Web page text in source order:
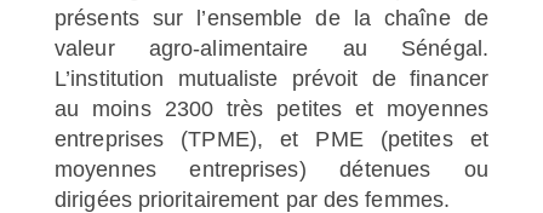
présents sur l’ensemble de la chaîne de
valeur agro-alimentaire au Sénégal.
L’institution mutualiste prévoit de financer
au moins 2300 très petites et moyennes
entreprises (TPME), et PME (petites et
moyennes entreprises) détenues ou
dirigées prioritairement par des femmes.